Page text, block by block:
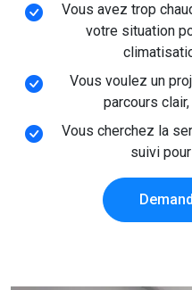
Vous avez trop
votre situation
Vous voulez un
parcours
Vous cherchez la
suivi